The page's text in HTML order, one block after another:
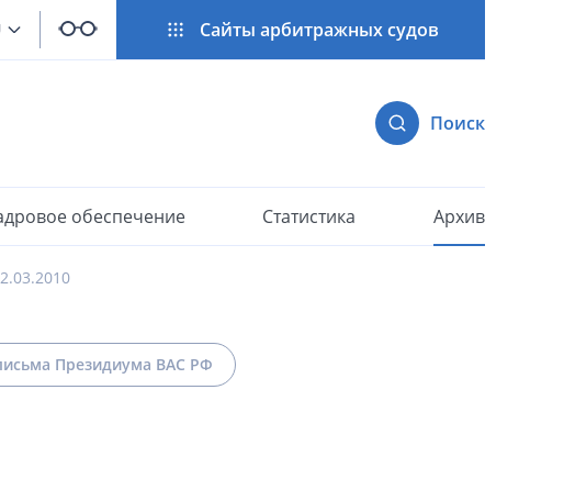
Сайты арбитражных судов
Поиск
обеспечение Статистика Архив
Президиума ВАС РФ